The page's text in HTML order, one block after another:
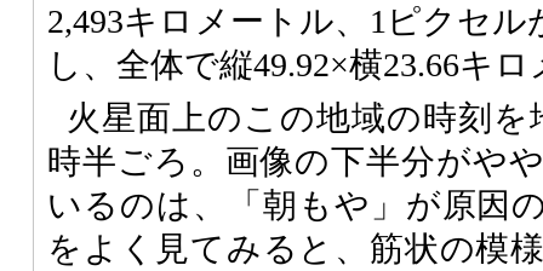
2,493キロメートル、1ピクセル
し、全体で縦49.92×横23.66キ
火星面上のこの地域の時刻
時半ごろ。画像の下半分がや
いるのは、「朝もや」が原因
をよく見てみると、筋状の模